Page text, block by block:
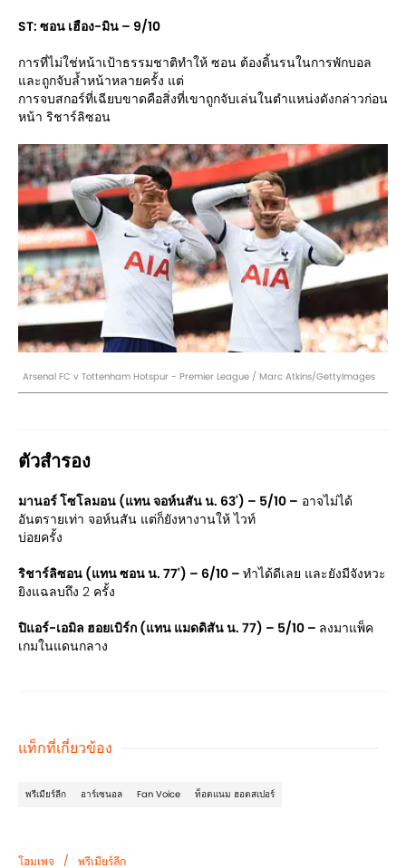
ST: ซอน เฮือง-มิน – 9/10
การที่ไม่ใช่หน้าเป้าธรรมชาติทำให้ ซอน ต้องดิ้นรนในการพักบอล
และถูกจับล้ำหน้าหลายครั้ง แต่
การจบสกอร์ที่เฉียบขาดคือสิ่งที่เขาถูกจับเล่นในตำแหน่งดังกล่าวก่อน
หน้า ริชาร์ลิซอน
Arsenal FC v Tottenham Hotspur - Premier League / Marc Atkins/GettyImages
ตัวสำรอง
มานอร์ โซโลมอน (แทน จอห์นสัน น. 63') – 5/10 – อาจไม่ได้
อันตรายเท่า จอห์นสัน แต่ก็ยังหางานให้ ไวท์
บ่อยครั้ง
ริชาร์ลิซอน (แทน ซอน น. 77') – 6/10 – ทำได้ดีเลย และยังมีจังหวะ
ยิงแฉลบถึง 2 ครั้ง
ปิแอร์-เอมิล ฮอยเบิร์ก (แทน แมดดิสัน น. 77) – 5/10 – ลงมาแพ็ค
เกมในแดนกลาง
แท็กที่เกี่ยวข้อง
พรีเมียร์ลีก อาร์เซนอล Fan Voice ท็อตแนม ฮอตสเปอร์
โฮมเพจ / พรีเมียร์ลีก